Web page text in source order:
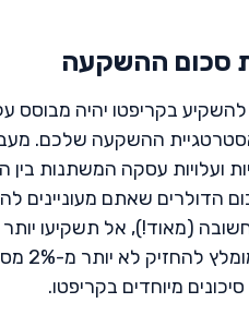
סכום ההשקעה
בקריפטו יהיה מבוסס
ההשקעה שלכם.
ועלויות עסקה המשתנות
הדולרים שאתם
(מאוד!), אל תשקיעו
מיוחדים בקריפטו.